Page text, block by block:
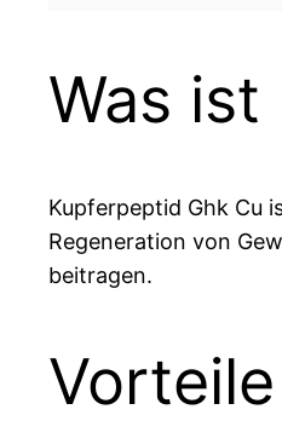
Was
Kupferpeptid Ghk Cu
Regeneration von
beitragen.